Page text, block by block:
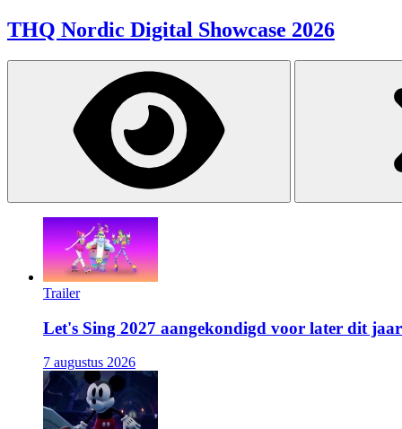
THQ Nordic Digital Showcase 2026
Trailer
Let's Sing 2027 aangekondigd voor later dit jaar
7 augustus 2026